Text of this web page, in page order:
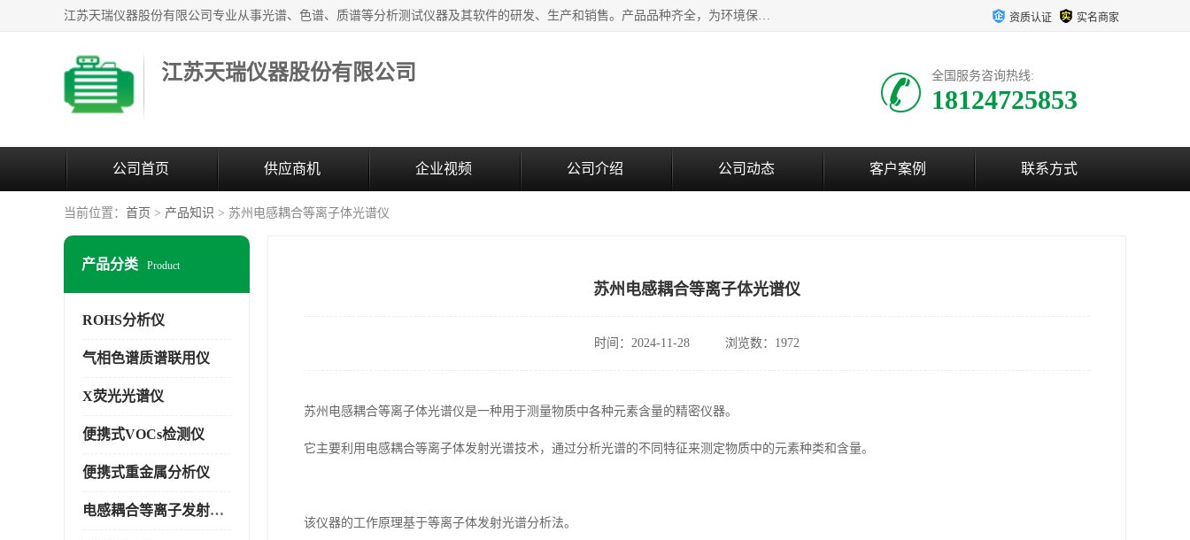
江苏天瑞仪器股份有限公司专业从事光谱、色谱、质谱等分析测试仪器及其软件的研发、生产和销售。产品品种齐全，为环境保护与安全、工业测试与分析及其它领域提供专业解决方案。 为客户提供更加先进的产品和更加满意的服务。 资质认证 实名商家
江苏天瑞仪器股份有限公司 全国服务咨询热线:
18124725853
公司首页 供应商机 企业视频 公司介绍 公司动态 客户案例 联系方式
当前位置： 首页 > 产品知识 > 苏州电感耦合等离子体光谱仪
产品分类 Product
ROHS分析仪
气相色谱质谱联用仪
X荧光光谱仪
便携式VOCs检测仪
便携式重金属分析仪
电感耦合等离子发射光谱仪
苏州电感耦合等离子体光谱仪
时间：2024-11-28 浏览数：1972
苏州电感耦合等离子体光谱仪是一种用于测量物质中各种元素含量的精密仪器。
它主要利用电感耦合等离子体发射光谱技术，通过分析光谱的不同特征来测定物质中的元素种类和含量。
该仪器的工作原理基于等离子体发射光谱分析法。